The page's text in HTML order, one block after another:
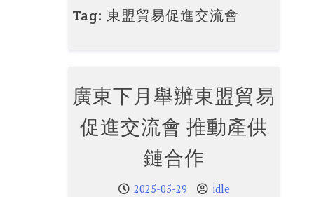
Tag:東盟貿易促進交流會
廣東下月舉辦東盟貿易
促進交流會 推動產供
鏈合作
2025-05-29 idle